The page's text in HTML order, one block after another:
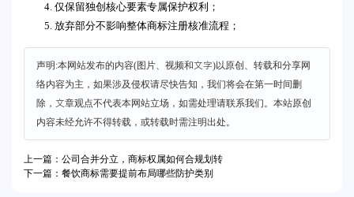
4. 仅保留独创核心要素专属保护权利；
5. 放弃部分不影响整体商标注册核准流程；
声明:本网站发布的内容(图片、视频和文字)以原创、转载和分享网
络内容为主，如果涉及侵权请尽快告知，我们将会在第一时间删
除，文章观点不代表本网站立场，如需处理请联系我们。本站原创
内容未经允许不得转载，或转载时需注明出处。
上一篇：公司合并分立，商标权属如何合规划转
下一篇：餐饮商标需要提前布局哪些防护类别